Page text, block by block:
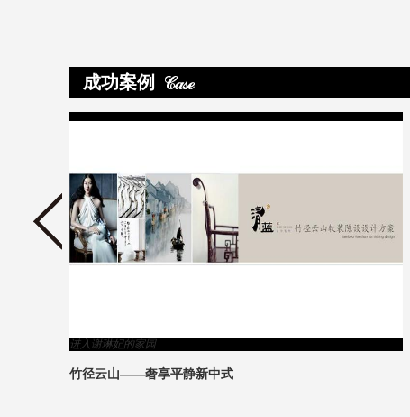
成功案例
关锡琳的毕业设计——童话·梦中的婚礼